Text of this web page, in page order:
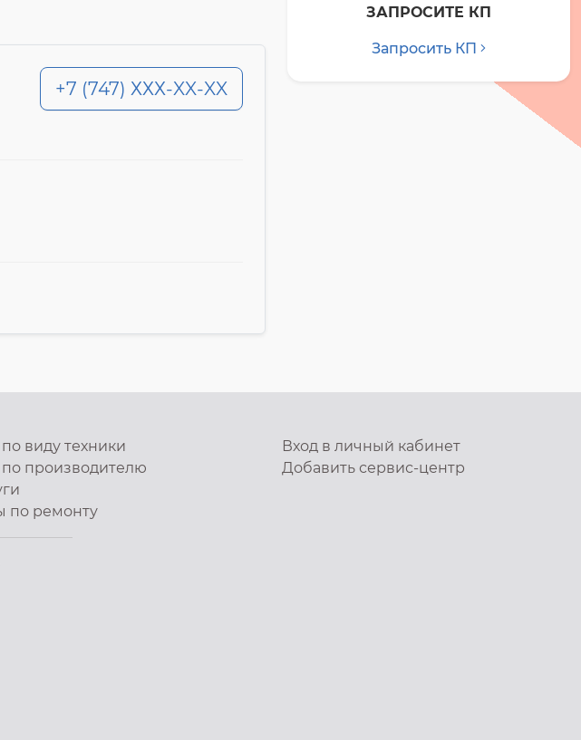
+7 (747) ХХХ-XX-XX
ЗАПРОСИТЕ КП
Запросить КП
виду техники
производителю
по ремонту
Вход в личный кабинет
Добавитьсервис-центр